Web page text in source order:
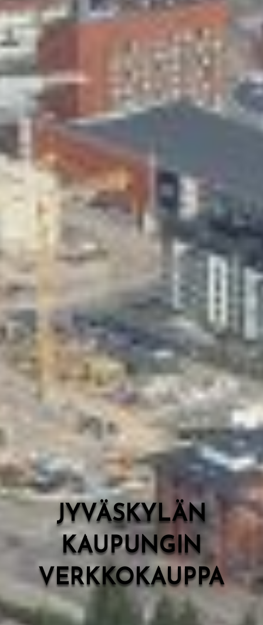
Skeittihalli
Varhaiskasvatus
Ateria- ja välipalamaksut
Mämminiemi
Taideapteekki
Kirjasto
Valon Kaupunki
Lasten Lysti & LystiKylä-festivaali
Ohje
English
JYVÄSKYLÄN
KAUPUNGIN
VERKKOKAUPPA